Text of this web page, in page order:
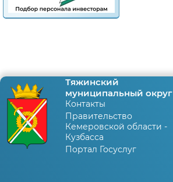
Тяжинский
муниципальный округ
Контакты
Правительство
Кемеровской области -
Кузбасса
Портал Госуслуг